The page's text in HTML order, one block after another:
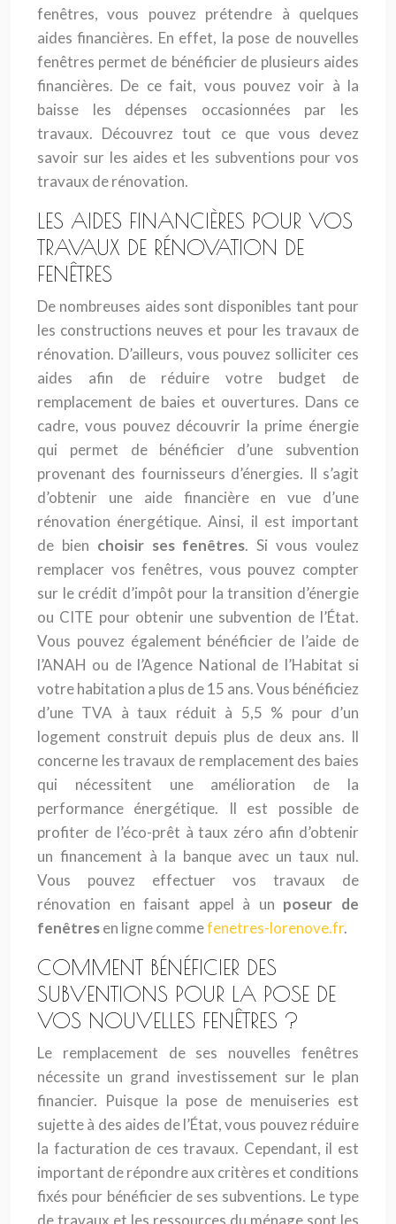
fenêtres, vous pouvez prétendre à quelques
aides financières. En effet, la pose de nouvelles
fenêtres permet de bénéficier de plusieurs aides
financières. De ce fait, vous pouvez voir à la
baisse les dépenses occasionnées par les
travaux. Découvrez tout ce que vous devez
savoir sur les aides et les subventions pour vos
travaux de rénovation.
LES AIDES FINANCIÈRES POUR VOS
TRAVAUX DE RÉNOVATION DE
FENÊTRES
De nombreuses aides sont disponibles tant pour
les constructions neuves et pour les travaux de
rénovation. D’ailleurs, vous pouvez solliciter ces
aides afin de réduire votre budget de
remplacement de baies et ouvertures. Dans ce
cadre, vous pouvez découvrir la prime énergie
qui permet de bénéficier d’une subvention
provenant des fournisseurs d’énergies. Il s’agit
d’obtenir une aide financière en vue d’une
rénovation énergétique. Ainsi, il est important
de bien choisir ses fenêtres. Si vous voulez
remplacer vos fenêtres, vous pouvez compter
sur le crédit d’impôt pour la transition d’énergie
ou CITE pour obtenir une subvention de l’État.
Vous pouvez également bénéficier de l’aide de
l’ANAH ou de l’Agence National de l’Habitat si
votre habitation a plus de 15 ans. Vous bénéficiez
d’une TVA à taux réduit à 5,5 % pour d’un
logement construit depuis plus de deux ans. Il
concerne les travaux de remplacement des baies
qui nécessitent une amélioration de la
performance énergétique. Il est possible de
profiter de l’éco-prêt à taux zéro afin d’obtenir
un financement à la banque avec un taux nul.
Vous pouvez effectuer vos travaux de
rénovation en faisant appel à un poseur de
fenêtresen ligne commefenetres-lorenove.fr.
COMMENT BÉNÉFICIER DES
SUBVENTIONS POUR LA POSE DE
VOS NOUVELLES FENÊTRES ?
Le remplacement de ses nouvelles fenêtres
nécessite un grand investissement sur le plan
financier. Puisque la pose de menuiseries est
sujette à des aides de l’État, vous pouvez réduire
la facturation de ces travaux. Cependant, il est
important de répondre aux critères et conditions
fixés pour bénéficier de ses subventions. Le type
de travaux et les ressources du ménage sont les